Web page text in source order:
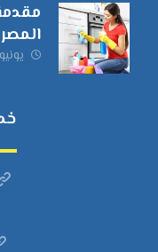
يونيو 10, 2017